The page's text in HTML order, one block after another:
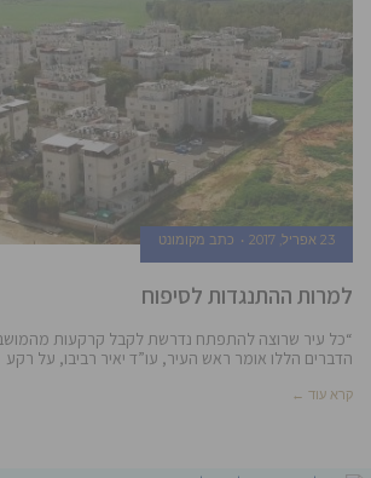
23 אפריל, 2017 כתב מקומונט
למרות ההתנגדות לסיפוח
“כל עיר שרוצה להתפתח נדרשת לקבל קרקעות
הדברים הללו אומר ראש העיר, עו”ד יאיר רביבו, על רקע
קרא עוד ←